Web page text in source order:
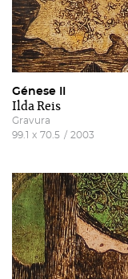
Génese II
Ilda Reis
Gravura
99.1 x 70.5 / 2003